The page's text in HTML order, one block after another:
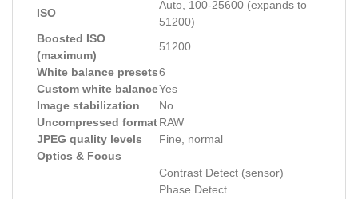
ISO
Auto, 100-25600 (expands to
51200)
Boosted ISO
(maximum)
51200
White balance presets6
Custom white balanceYes
Image stabilization
No
Uncompressed formatRAW
JPEG quality levels
Fine, normal
Optics & Focus
Contrast Detect (sensor)
Phase Detect